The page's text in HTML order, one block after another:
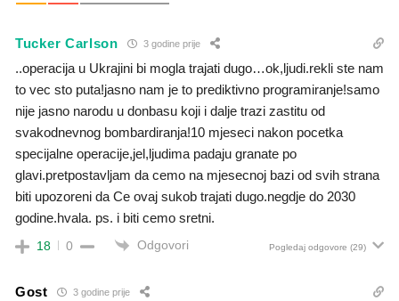
Tucker Carlson 3 godine prije
..operacija u Ukrajini bi mogla trajati dugo…ok,ljudi.rekli ste nam
to vec sto puta!jasno nam je to prediktivno programiranje!samo
nije jasno narodu u donbasu koji i dalje trazi zastitu od
svakodnevnog bombardiranja!10 mjeseci nakon pocetka
specijalne operacije,jel,ljudima padaju granate po
glavi.pretpostavljam da cemo na mjesecnoj bazi od svih strana
biti upozoreni da Ce ovaj sukob trajati dugo.negdje do 2030
godine.hvala. ps. i biti cemo sretni.
18 0 Odgovori Pogledaj odgovore (29)
Gost 3 godine prije